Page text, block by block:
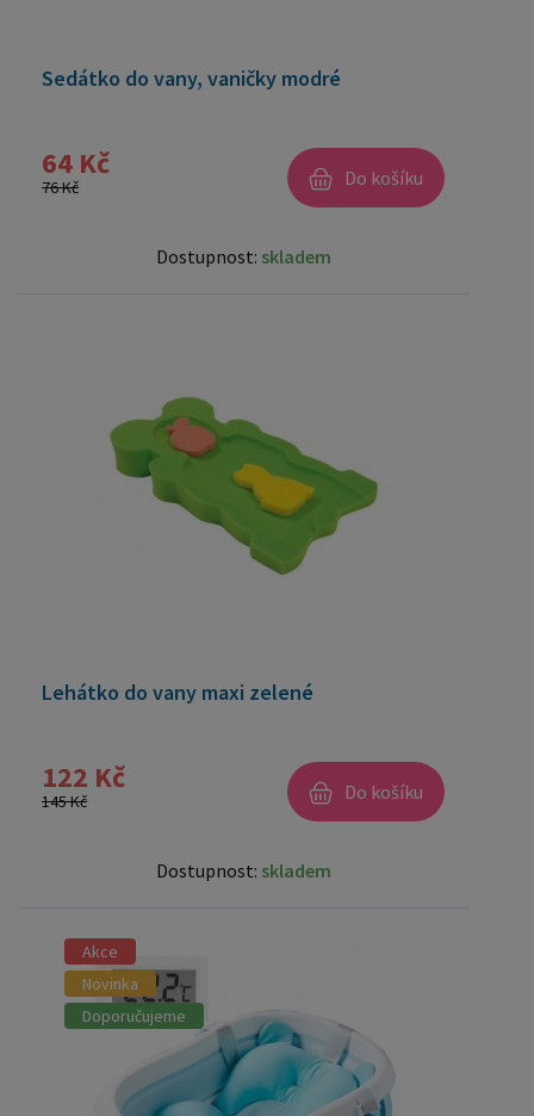
Sedátko do vany, vaničky modré
64 Kč
76 Kč Do košíku
Dostupnost: skladem
Lehátko do vany maxi zelené
122 Kč
145 Kč Do košíku
Dostupnost: skladem
Akce
Novinka
Doporučujeme